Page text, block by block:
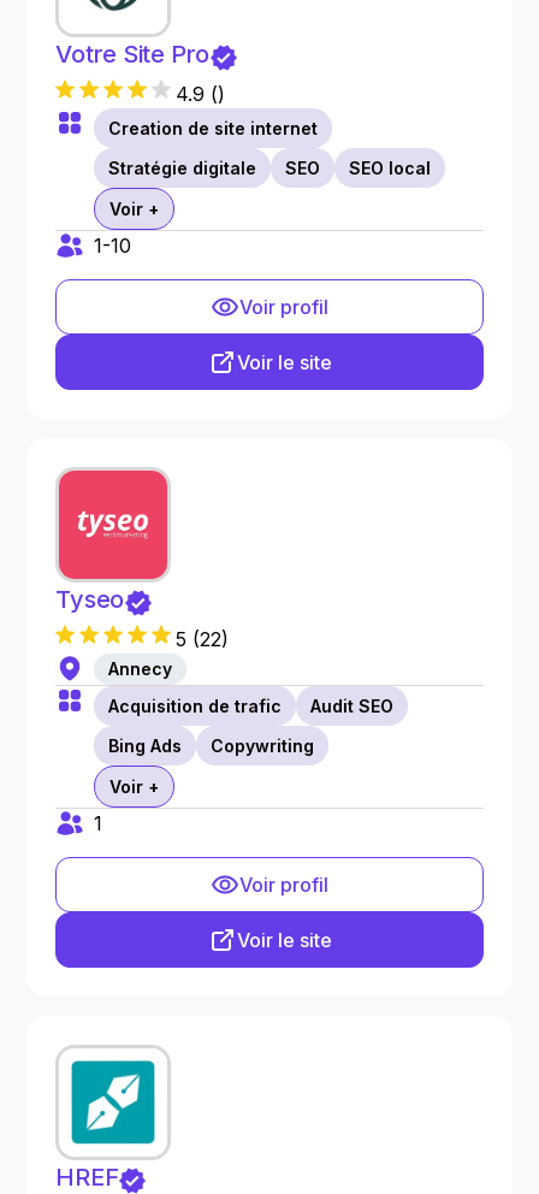
Votre Site Pro
4.9 ()
Creation de site internet
Stratégie digitale
SEO
SEO local
Voir +
1-10
Voir profil
Voir le site
Tyseo
5 (22)
Annecy
Acquisition de trafic
Audit SEO
Bing Ads
Copywriting
Voir +
1
Voir profil
Voir le site
HREF